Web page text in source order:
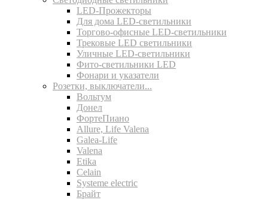
LED-Прожекторы
Для дома LED-светильники
Торгово-офисные LED-светильники
Трековые LED светильники
Уличные LED-светильники
Фито-светильники LED
Фонари и указатели
Розетки, выключатели...
Вольтум
Донел
ФортеПиано
Allure, Life Valena
Galea-Life
Valena
Etika
Celain
Systeme electric
Брайт